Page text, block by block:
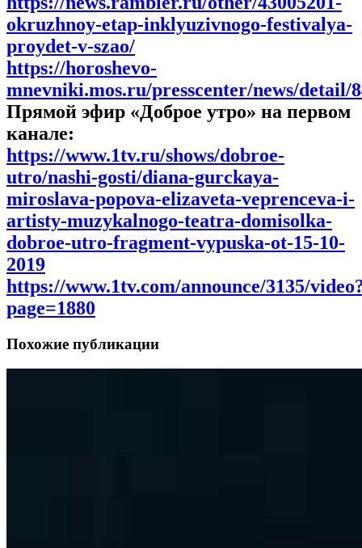
okruzhnoy-etap-inklyuzivnogo-festivalya-
proydet-v-szao/
https://horoshevo-
mnevniki.mos.ru/presscenter/news/detail/
Прямой эфир «Доброе утро» на первом
канале:
https://www.1tv.ru/shows/dobroe-
utro/nashi-gosti/diana-gurckaya-
miroslava-popova-elizaveta-veprenceva-i-
artisty-muzykalnogo-teatra-domisolka-
dobroe-utro-fragment-vypuska-ot-15-10-
2019
https://www.1tv.com/announce/3135/
page=1880
Похожие публикации